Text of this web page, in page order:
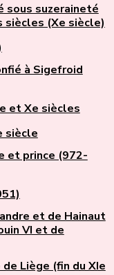
sous suzeraineté
siècles (Xe siècle)
à Sigefroid
et Xe siècles
siècle
et prince (972-
et de Hainaut
VI et de
Liège (fin du XIe